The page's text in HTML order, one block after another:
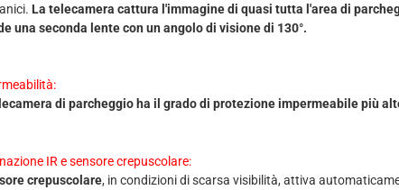
La telecamera cattura l'immagine di quasi tutta l'area di
una seconda lente con un angolo di visione di 130°.
di parcheggio ha il grado di protezione impermeabile più
IR e sensore crepuscolare:
crepuscolare, in condizioni di scarsa visibilità, attiva